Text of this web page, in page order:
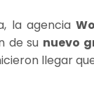
la agencia
de su nuevo
llegar